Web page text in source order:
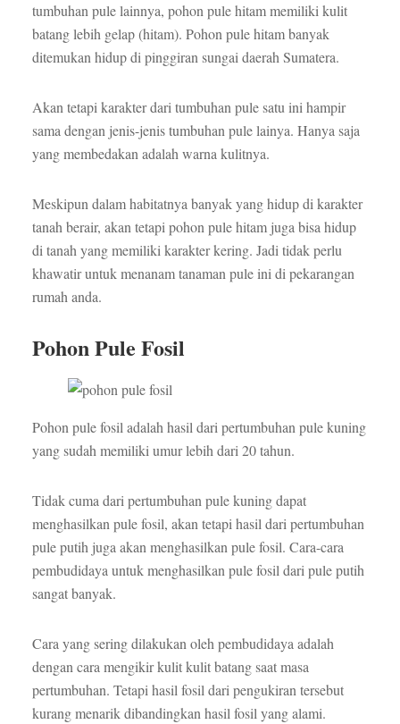
tumbuhan pule lainnya, pohon pule hitam memiliki kulit
batang lebih gelap (hitam). Pohon pule hitam banyak
ditemukan hidup di pinggiran sungai daerah Sumatera.
Akan tetapi karakter dari tumbuhan pule satu ini hampir
sama dengan jenis-jenis tumbuhan pule lainya. Hanya saja
yang membedakan adalah warna kulitnya.
Meskipun dalam habitatnya banyak yang hidup di karakter
tanah berair, akan tetapi pohon pule hitam juga bisa hidup
di tanah yang memiliki karakter kering. Jadi tidak perlu
khawatir untuk menanam tanaman pule ini di pekarangan
rumah anda.
Pohon Pule Fosil
Pohon pule fosil adalah hasil dari pertumbuhan pule kuning
yang sudah memiliki umur lebih dari 20 tahun.
Tidak cuma dari pertumbuhan pule kuning dapat
menghasilkan pule fosil, akan tetapi hasil dari pertumbuhan
pule putih juga akan menghasilkan pule fosil. Cara-cara
pembudidaya untuk menghasilkan pule fosil dari pule putih
sangat banyak.
Cara yang sering dilakukan oleh pembudidaya adalah
dengan cara mengikir kulit kulit batang saat masa
pertumbuhan. Tetapi hasil fosil dari pengukiran tersebut
kurang menarik dibandingkan hasil fosil yang alami.